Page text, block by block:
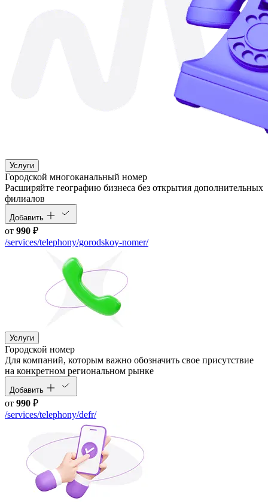
Услуги
Городской многоканальный номер
Расширяйте географию бизнеса без открытия дополнительных
филиалов
Добавить
от 990 ₽
/services/telephony/gorodskoy-nomer/
Услуги
Городской номер
Для компаний, которым важно обозначить свое присутствие
на конкретном региональном рынке
Добавить
от 990 ₽
/services/telephony/defr/